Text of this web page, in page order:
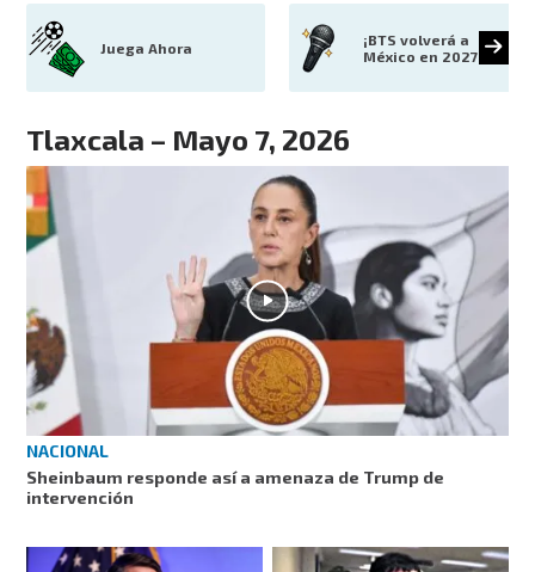
Juega Ahora
¡BTS volverá a
México en 2027!
Tlaxcala – Mayo 7, 2026
NACIONAL
Sheinbaum responde así a amenaza de Trump de
intervención